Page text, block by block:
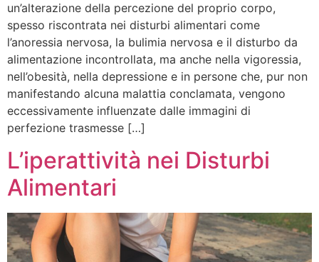
un’alterazione della percezione del proprio corpo,
spesso riscontrata nei disturbi alimentari come
l’anoressia nervosa, la bulimia nervosa e il disturbo da
alimentazione incontrollata, ma anche nella vigoressia,
nell’obesità, nella depressione e in persone che, pur non
manifestando alcuna malattia conclamata, vengono
eccessivamente influenzate dalle immagini di
perfezione trasmesse […]
L’iperattività nei Disturbi
Alimentari